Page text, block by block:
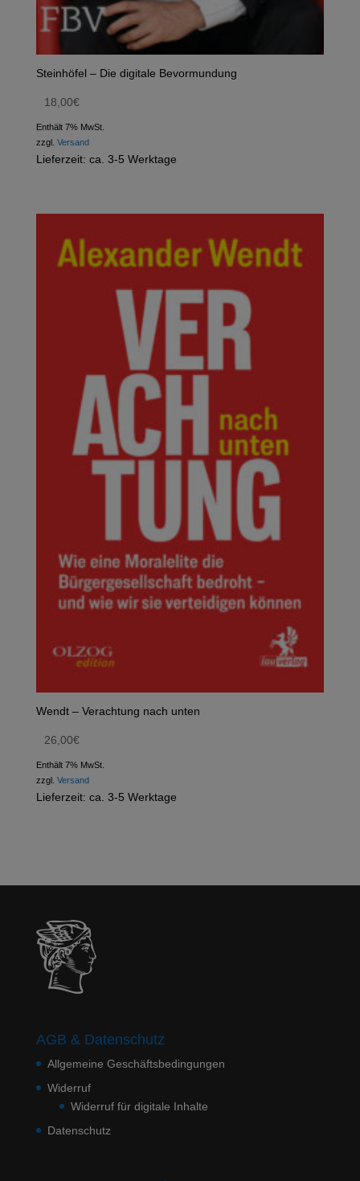
Steinhöfel – Die digitale Bevormundung
18,00€
Enthält 7% MwSt.
zzgl. Versand
Lieferzeit: ca. 3-5 Werktage
Wendt – Verachtung nach unten
26,00€
Enthält 7% MwSt.
zzgl. Versand
Lieferzeit: ca. 3-5 Werktage
AGB & Datenschutz
Allgemeine Geschäftsbedingungen
Widerruf
Widerruf für digitale Inhalte
Datenschutz